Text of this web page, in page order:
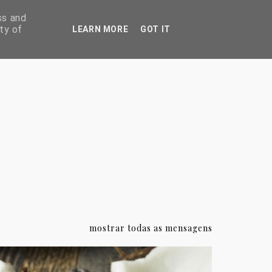
mostrar todas as mensagens
and
of
LEARN MORE GOT IT